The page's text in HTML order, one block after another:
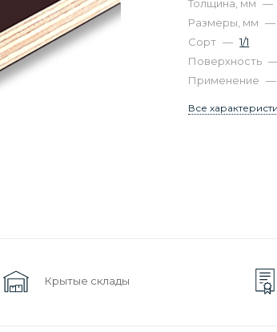
Толщина, мм —
Размеры, мм —
Сорт — 1/1
Поверхность
Применение —
Все
Крытые склады